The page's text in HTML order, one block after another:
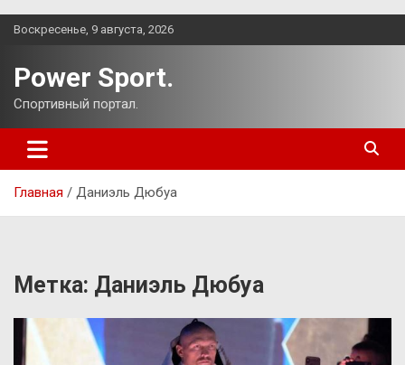
Перейти
Воскресенье, 9 августа, 2026
Power Sport.
Спортивный портал.
Главная Даниэль Дюбуа
Метка: Даниэль Дюбуа